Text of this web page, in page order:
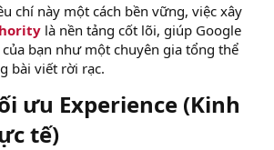
chí này một cách bền vững, việc xây
là nền tảng cốt lõi, giúp Google
bạn như một chuyên gia tổng thể
bài viết rời rạc.
ưu Experience (Kinh
tế)​